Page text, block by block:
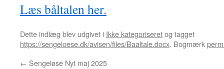
Læs båltalen her.
Dette indlæg blev udgivet i Ikke kategoriseretog tagget
https://sengeloese.dk/avisen/files/Baaltale.docx. Bogmærk
← Sengeløse Nyt maj 2025